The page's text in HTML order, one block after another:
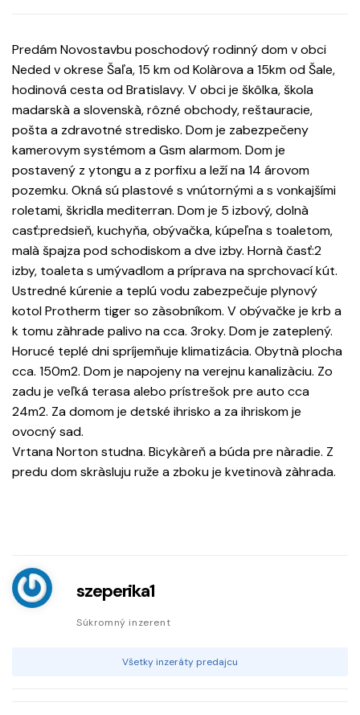
Predám Novostavbu poschodový rodinný dom v obci
Neded v okrese Šaľa, 15 km od Kolàrova a 15km od Šale,
hodinová cesta od Bratislavy. V obci je škôlka, škola
madarskà a slovenskà, rôzné obchody, reštauracie,
pošta a zdravotné stredisko. Dom je zabezpečeny
kamerovym systémom a Gsm alarmom. Dom je
postavený z ytongu a z porfixu a leží na 14 árovom
pozemku. Okná sú plastové s vnútornými a s vonkajšími
roletami, škridla mediterran. Dom je 5 izbový, dolnà
casť:predsieň, kuchyňa, obývačka, kúpeľna s toaletom,
malà špajza pod schodiskom a dve izby. Hornà časť:2
izby, toaleta s umývadlom a príprava na sprchovací kút.
Ustredné kúrenie a teplú vodu zabezpečuje plynový
kotol Protherm tiger so zàsobníkom. V obývačke je krb a
k tomu zàhrade palivo na cca. 3roky. Dom je zateplený.
Horucé teplé dni spríjemňuje klimatizácia. Obytnà plocha
cca. 150m2. Dom je napojeny na verejnu kanalizàciu. Zo
zadu je veľká terasa alebo prístrešok pre auto cca
24m2. Za domom je detské ihrisko a za ihriskom je
ovocný sad.
Vrtana Norton studna. Bicykàreň a búda pre nàradie. Z
predu dom skràsluju ruže a zboku je kvetinovà zàhrada.
szeperika1
Súkromný inzerent
Všetky inzeráty predajcu